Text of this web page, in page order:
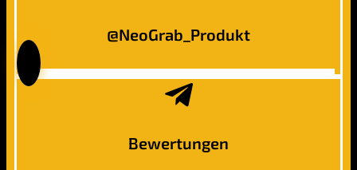
@NeoGrab_Produkt
Bewertungen